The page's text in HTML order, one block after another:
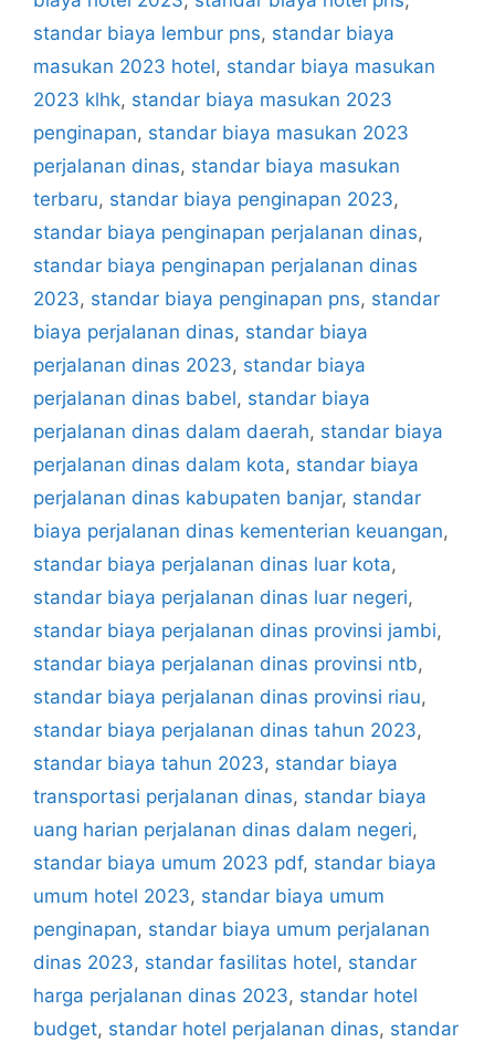
standar biaya lembur pns, standar biaya
masukan 2023 hotel, standar biaya masukan
2023 klhk, standar biaya masukan 2023
penginapan, standar biaya masukan 2023
perjalanan dinas, standar biaya masukan
terbaru, standar biaya penginapan 2023,
standar biaya penginapan perjalanan dinas,
standar biaya penginapan perjalanan dinas
2023, standar biaya penginapan pns, standar
biaya perjalanan dinas, standar biaya
perjalanan dinas 2023, standar biaya
perjalanan dinas babel, standar biaya
perjalanan dinas dalam daerah, standar biaya
perjalanan dinas dalam kota, standar biaya
perjalanan dinas kabupaten banjar, standar
biaya perjalanan dinas kementerian keuangan,
standar biaya perjalanan dinas luar kota,
standar biaya perjalanan dinas luar negeri,
standar biaya perjalanan dinas provinsi jambi,
standar biaya perjalanan dinas provinsi ntb,
standar biaya perjalanan dinas provinsi riau,
standar biaya perjalanan dinas tahun 2023,
standar biaya tahun 2023, standar biaya
transportasi perjalanan dinas, standar biaya
uang harian perjalanan dinas dalam negeri,
standar biaya umum 2023 pdf, standar biaya
umum hotel 2023, standar biaya umum
penginapan, standar biaya umum perjalanan
dinas 2023, standar fasilitas hotel, standar
harga perjalanan dinas 2023, standar hotel
budget, standar hotel perjalanan dinas, standar